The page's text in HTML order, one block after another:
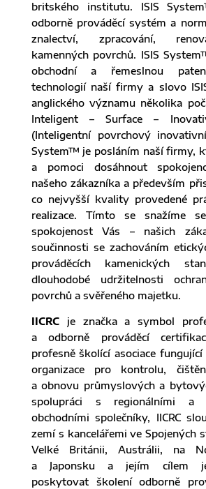
britského institutu. ISIS
odborně prováděcí systém a
znalectví, zpracování,
kamenných povrchů. ISIS
obchodní a řemeslnou
technologií naší firmy a slovo
anglického významu několika
Inteligent – Surface –
(Inteligentní povrchový
System™ je posláním naší firmy,
a pomoci dosáhnout
našeho zákazníka a především
co nejvyšší kvality provedené
realizace. Tímto se snažíme
spokojenost Vás – našich
součinnosti se zachováním
prováděcích kamenických
dlouhodobé udržitelnosti
povrchů a svěřeného majetku.
IICRCje značka a symbol
a odborně prováděcí
profesně školící asociace
organizace pro kontrolu,
a obnovu průmyslových a
spolupráci s regionálními a
obchodními společníky, IICRC
zemí s kancelářemi ve Spojených
Velké Británii, Austrálii, na
a Japonsku a jejím cílem je
poskytovat školení odborně